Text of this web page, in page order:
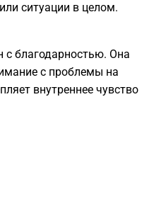
ситуации в целом.
благодарностью. Она
с проблемы на
внутреннее чувство